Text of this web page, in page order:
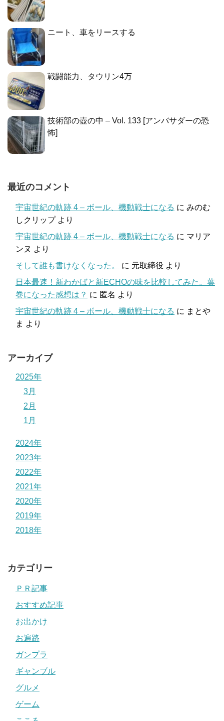
ニート、車をリースする
戦闘能力、タウリン4万
技術部の壺の中 – Vol. 133 [アンバサダーの恐
怖]
最近のコメント
宇宙世紀の軌跡 4 – ボール、機動戦士になる に みのむ
しクリップより
宇宙世紀の軌跡 4 – ボール、機動戦士になる に マリア
ンヌ より
そして誰も書けなくなった。
に 元取締役 より
日本最速！新わかばと新ECHOの味を比較してみた。葉
巻になった感想は？ に 匿名 より
宇宙世紀の軌跡 4 – ボール、機動戦士になる に まとや
ま より
アーカイブ
2025年
3月
2月
1月
2024年
2023年
2022年
2021年
2020年
2019年
2018年
カテゴリー
ＰＲ記事
おすすめ記事
お出かけ
お遍路
ガンプラ
ギャンブル
グルメ
ゲーム